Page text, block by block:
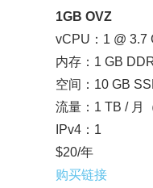
1GB OVZ
vCPU：1 @ 3.7
内存：1 GB
空间：10 GB
流量：1 TB / 月
IPv4：1
$20/年
购买链接